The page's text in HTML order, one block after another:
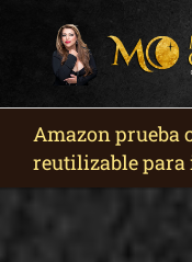
Amazon prueba
reutilizable para